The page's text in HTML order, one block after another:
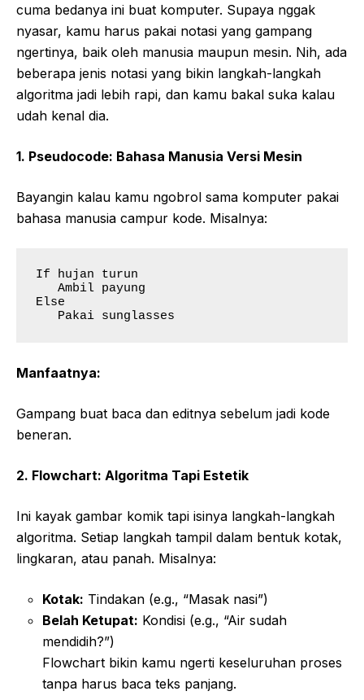
cuma bedanya ini buat komputer. Supaya nggak
nyasar, kamu harus pakai notasi yang gampang
ngertinya, baik oleh manusia maupun mesin. Nih, ada
beberapa jenis notasi yang bikin langkah-langkah
algoritma jadi lebih rapi, dan kamu bakal suka kalau
udah kenal dia.
1. Pseudocode: Bahasa Manusia Versi Mesin
Bayangin kalau kamu ngobrol sama komputer pakai
bahasa manusia campur kode. Misalnya:
If hujan turun
Else
   Pakai sunglasses
Manfaatnya:
Gampang buat baca dan editnya sebelum jadi kode
beneran.
2. Flowchart: Algoritma Tapi Estetik
Ini kayak gambar komik tapi isinya langkah-langkah
algoritma. Setiap langkah tampil dalam bentuk kotak,
lingkaran, atau panah. Misalnya:
Kotak: Tindakan (e.g., “Masak nasi”)
Belah Ketupat: Kondisi (e.g., “Air sudah
mendidih?”)
Flowchart bikin kamu ngerti keseluruhan proses
tanpa harus baca teks panjang.